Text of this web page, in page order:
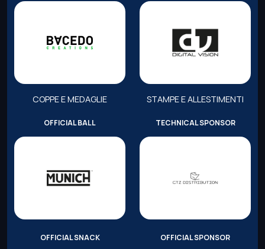
COPPE E MEDAGLIE STAMPE E ALLESTIMENTI
OFFICIAL BALL TECHNICAL SPONSOR
OFFICIAL SNACK OFFICIAL SPONSOR